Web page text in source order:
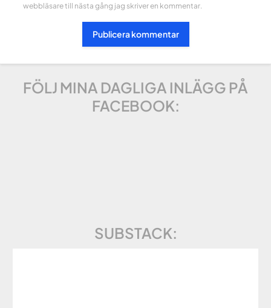
webbläsare till nästa gång jag skriver en kommentar.
FÖLJ MINA DAGLIGA INLÄGG PÅ
FACEBOOK:
SUBSTACK: